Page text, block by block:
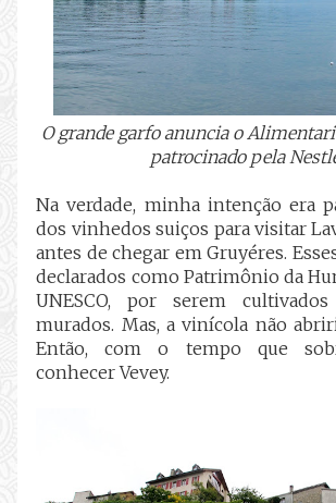
O grande garfo anuncia o
patrocinado pela
Na verdade, minha intenção era
dos vinhedos suiços para visitar
antes de chegar em Gruyéres.
declarados como Patrimônio da
UNESCO, por serem
murados. Mas, a vinícola não
Então, com o tempo que
conhecer Vevey.